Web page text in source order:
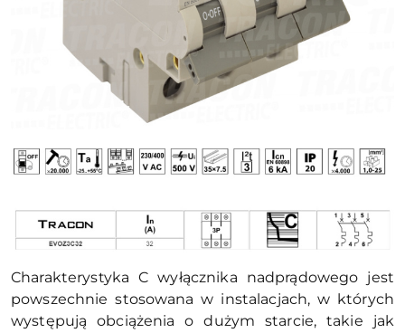
Charakterystyka C wyłącznika nadprądowego jest
powszechnie stosowana w instalacjach, w których
występują obciążenia o dużym starcie, takie jak